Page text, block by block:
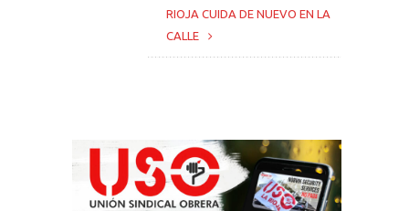
RIOJA CUIDA DE NUEVO EN LA
CALLE